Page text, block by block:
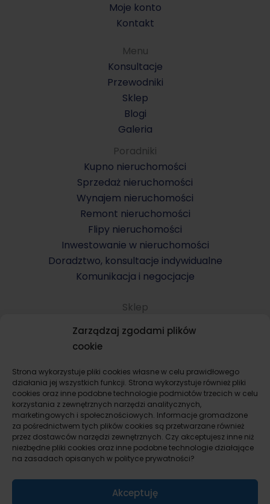
Zarządzaj zgodami plików
cookie
Strona wykorzystuje pliki cookies własne w celu prawidłowego
działania jej wszystkich funkcji. Strona wykorzystuje również pliki
cookies oraz inne podobne technologie podmiotów trzecich w celu
korzystania z zewnętrznych narzędzi analitycznych,
marketingowych i społecznościowych. Informacje gromadzone
za pośrednictwem tych plików cookies są przetwarzane również
przez dostawców narzędzi zewnętrznych. Czy akceptujesz inne niż
niezbędne pliki cookies oraz inne podobne technologie działające
na zasadach opisanych w polityce prywatności?
Akceptuję
Moje konto
Kontakt
Menu
Konsultacje
Przewodniki
Sklep
Blogi
Galeria
Poradniki
Kupno nieruchomości
Sprzedaż nieruchomości
Wynajem nieruchomości
Remont nieruchomości
Flipy nieruchomości
Inwestowanie w nieruchomości
Doradztwo, konsultacje indywidualne
Komunikacja i negocjacje
Sklep
Komunikacja i negocjacje
Konsultacje indywidualne
Kupno mieszkania i domu
Sprzedaż mieszkania i domu
Wynajem mieszkania i domu
Remont i wykończenie mieszkania, domu
Flipy dla startujących
Inwestowanie w nieruchomości prywatnie
Inwestowanie w nieruchomości jako firma
Pakiety inwestycyjne
Bez kategorii
Check listy kontrolne i formularze